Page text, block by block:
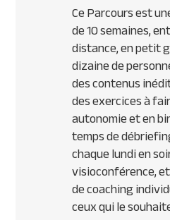
Ce Parcours est
de 10 semaines,
distance, en petit
dizaine de
des contenus
des exercices à
autonomie et en
temps de
chaque lundi en
visioconférence,
de coaching
ceux qui le